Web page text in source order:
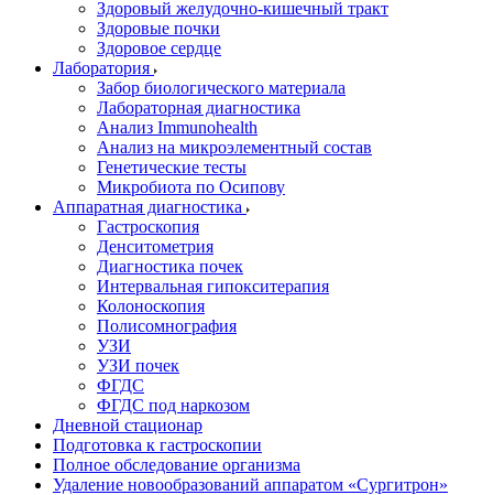
Здоровый желудочно-кишечный тракт
Здоровые почки
Здоровое сердце
Лаборатория
Забор биологического материала
Лабораторная диагностика
Анализ Immunohealth
Анализ на микроэлементный состав
Генетические тесты
Микробиота по Осипову
Аппаратная диагностика
Гастроскопия
Денситометрия
Диагностика почек
Интервальная гипокситерапия
Колоноскопия
Полисомнография
УЗИ
УЗИ почек
ФГДС
ФГДС под наркозом
Дневной стационар
Подготовка к гастроскопии
Полное обследование организма
Удаление новообразований аппаратом «Сургитрон»‎